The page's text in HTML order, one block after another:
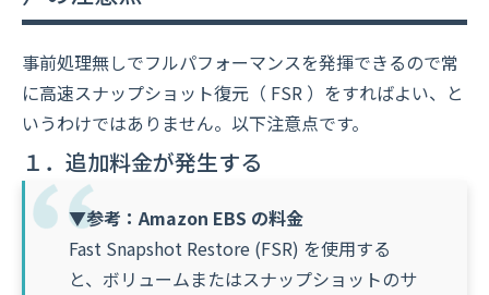
事前処理無しでフルパフォーマンスを発揮できるので常
に高速スナップショット復元（ FSR ）をすればよい、と
いうわけではありません。以下注意点です。
１．追加料金が発生する
▼参考：Amazon EBS の料金
Fast Snapshot Restore (FSR) を使用する
と、ボリュームまたはスナップショットのサ